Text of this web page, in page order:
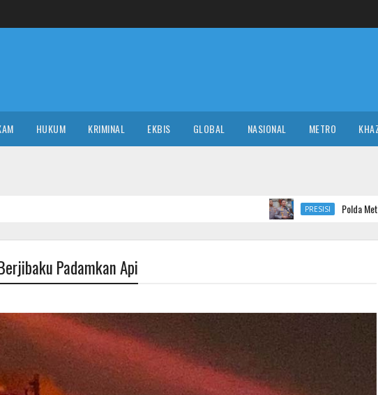
HUKUM KRIMINAL EKBIS GLOBAL NASIONAL METRO
Polda Metro Jaya Ungkap
Padamkan Api